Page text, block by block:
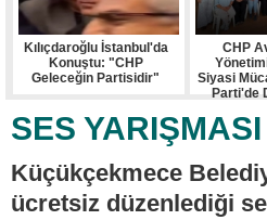
Kılıçdaroğlu İstanbul'da
Konuştu: "CHP
Geleceğin Partisidir"
CHP
Siyasi
Parti'de
SES
Küçükçekmece
ücretsiz düzenlediği